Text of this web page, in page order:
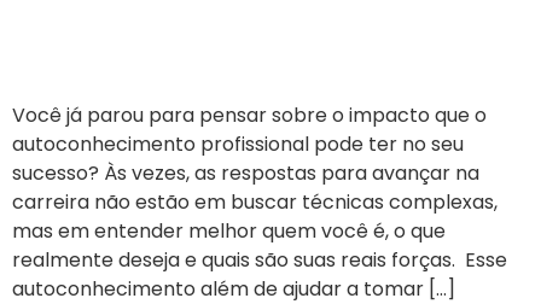
Você já parou para pensar sobre o impacto que o
autoconhecimento profissional pode ter no seu
sucesso? Às vezes, as respostas para avançar na
carreira não estão em buscar técnicas complexas,
mas em entender melhor quem você é, o que
realmente deseja e quais são suas reais forças. Esse
autoconhecimento além de ajudar a tomar […]